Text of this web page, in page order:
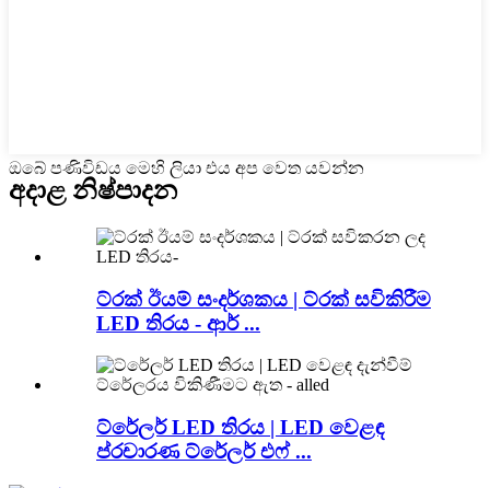
ඔබේ පණිවිඩය මෙහි ලියා එය අප වෙත යවන්න
අදාළ නිෂ්පාදන
ට්රක් ඊයම් සංදර්ශකය | ට්රක් සවිකිරීම
LED තිරය - ආර් ...
ට්රේලර් LED තිරය | LED වෙළඳ
ප්රචාරණ ට්රේලර් එෆ් ...